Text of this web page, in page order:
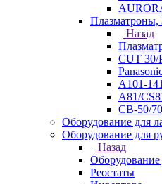
Назад
CUT 30/
А101-141
А81/
СВ-50/70
Оборудование для
Оборудование для
Назад
Оборудование
Реостаты